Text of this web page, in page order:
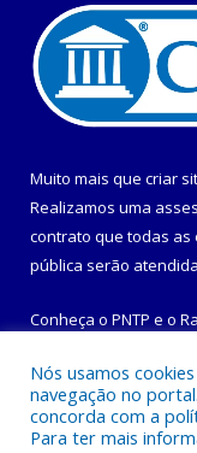
Muito mais que criar
Realizamos uma
contrato que todas as
pública serão
Conheça o PNTP e o
Todos os
Nós usamos
navegação no
concorda com a
Para ter mais